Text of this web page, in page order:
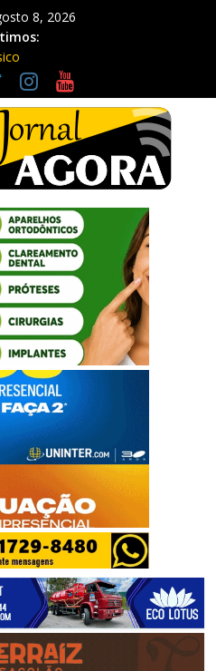
8, 2026
por maus-tratos são presos em
ar livre e educação ambiental
em vários celulares antigos em